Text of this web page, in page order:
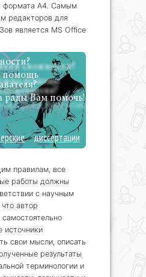
формата А4. Самым
редакторов для
является MS Office
помощь
рады Вам помочь!
диссертации
правилам, все
работы должны
с научным
автор
источники
свои мысли, описать
результаты
терминологии и